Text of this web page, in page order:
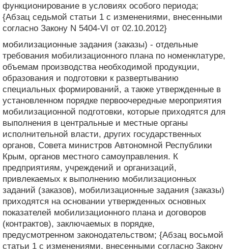
функционирование в условиях особого периода;
{Абзац седьмой статьи 1 с изменениями, внесенными
согласно Закону N 5404-VI от 02.10.2012}
мобилизационные задания (заказы) - отдельные
требования мобилизационного плана по номенклатуре,
объемам производства необходимой продукции,
образования и подготовки к развертыванию
специальных формирований, а также утвержденные в
установленном порядке первоочередные мероприятия
мобилизационной подготовки, которые приходятся для
выполнения в центральные и местные органы
исполнительной власти, других государственных
органов, Совета министров Автономной Республики
Крым, органов местного самоуправления. К
предприятиям, учреждений и организаций,
привлекаемых к выполнению мобилизационных
заданий (заказов), мобилизационные задания (заказы)
приходятся на основании утвержденных основных
показателей мобилизационного плана и договоров
(контрактов), заключаемых в порядке,
предусмотренном законодательством; {Абзац восьмой
статьи 1 с изменениями, внесенными согласно Закону